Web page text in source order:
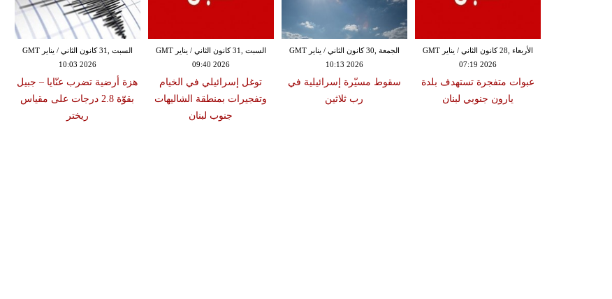
السبت ,31 كانون الثاني / يناير GMT
10:03 2026
هزة أرضية تضرب عنّايا – جبيل
بقوّة 2.8 درجات على مقياس
ريختر
السبت ,31 كانون الثاني / يناير GMT
09:40 2026
توغل إسرائيلي في الخيام
وتفجيرات بمنطقة الشاليهات
جنوب لبنان
الجمعة ,30 كانون الثاني / يناير GMT
10:13 2026
سقوط مسيّرة إسرائيلية في
رب ثلاثين
الأربعاء ,28 كانون الثاني / يناير GMT
07:19 2026
عبوات متفجرة تستهدف بلدة
يارون جنوبي لبنان